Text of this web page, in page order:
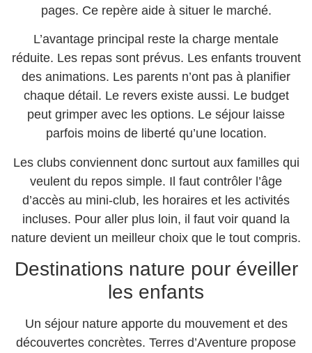
pages. Ce repère aide à situer le marché.
L’avantage principal reste la charge mentale
réduite. Les repas sont prévus. Les enfants trouvent
des animations. Les parents n’ont pas à planifier
chaque détail. Le revers existe aussi. Le budget
peut grimper avec les options. Le séjour laisse
parfois moins de liberté qu’une location.
Les clubs conviennent donc surtout aux familles qui
veulent du repos simple. Il faut contrôler l’âge
d’accès au mini-club, les horaires et les activités
incluses. Pour aller plus loin, il faut voir quand la
nature devient un meilleur choix que le tout compris.
Destinations nature pour éveiller
les enfants
Un séjour nature apporte du mouvement et des
découvertes concrètes. Terres d’Aventure propose